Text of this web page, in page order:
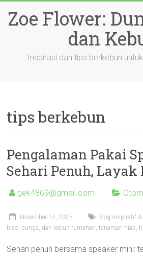
content
Zoe Flower:
dan
Inspirasi dan tips berkebun
tips berkebun
Pengalaman Pakai
Sehari Penuh, Layak
gek4869@gmail.com
November 14, 2025
Blog inspiratif
hias, bunga, dan kebun rumahan,tanaman hias,
Sehari penuh bersama speaker mini: